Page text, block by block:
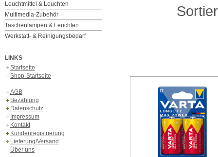
Leuchtmittel & Leuchten
Multimedia-Zubehör
Taschenlampen & Leuchten
Werkstatt- & Reinigungsbedarf
LINKS
Startseite
Shop-Startseite
AGB
Bezahlung
Datenschutz
Impressum
Kontakt
Kundenregistrierung
Lieferung/Versand
Über uns